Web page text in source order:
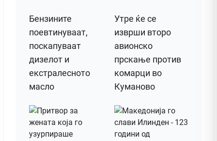
Бензините
поевтинуваат,
поскапуваат
дизелот и
екстралесното
масло
Утре ќе се
изврши второ
авионско
прскање против
комарци во
Куманово